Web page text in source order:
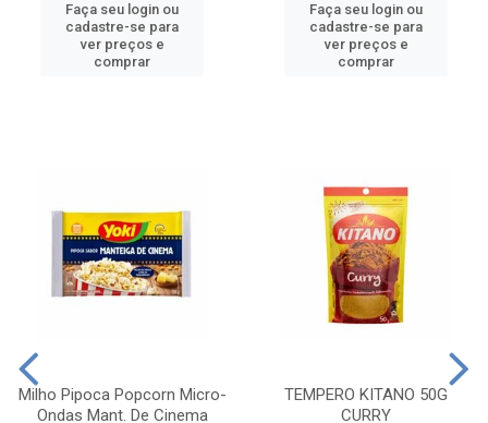
Faça seu login ou
cadastre-se para
ver preços e
comprar
Faça seu login ou
cadastre-se para
ver preços e
comprar
Milho Pipoca Popcorn Micro-
Ondas Mant. De Cinema
TEMPERO KITANO 50G
CURRY